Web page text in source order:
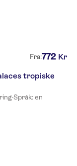
Fra:772 Kr
tropiske
·Språk: en